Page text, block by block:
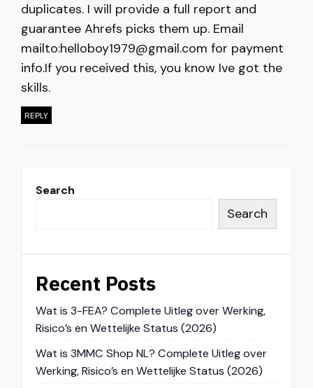
duplicates. I will provide a full report and
guarantee Ahrefs picks them up. Email
mailto:helloboy1979@gmail.com for payment
info.If you received this, you know Ive got the
skills.
REPLY
Search
Search
Recent Posts
Wat is 3-FEA? Complete Uitleg over Werking,
Risico’s en Wettelijke Status (2026)
Wat is 3MMC Shop NL? Complete Uitleg over
Werking, Risico’s en Wettelijke Status (2026)